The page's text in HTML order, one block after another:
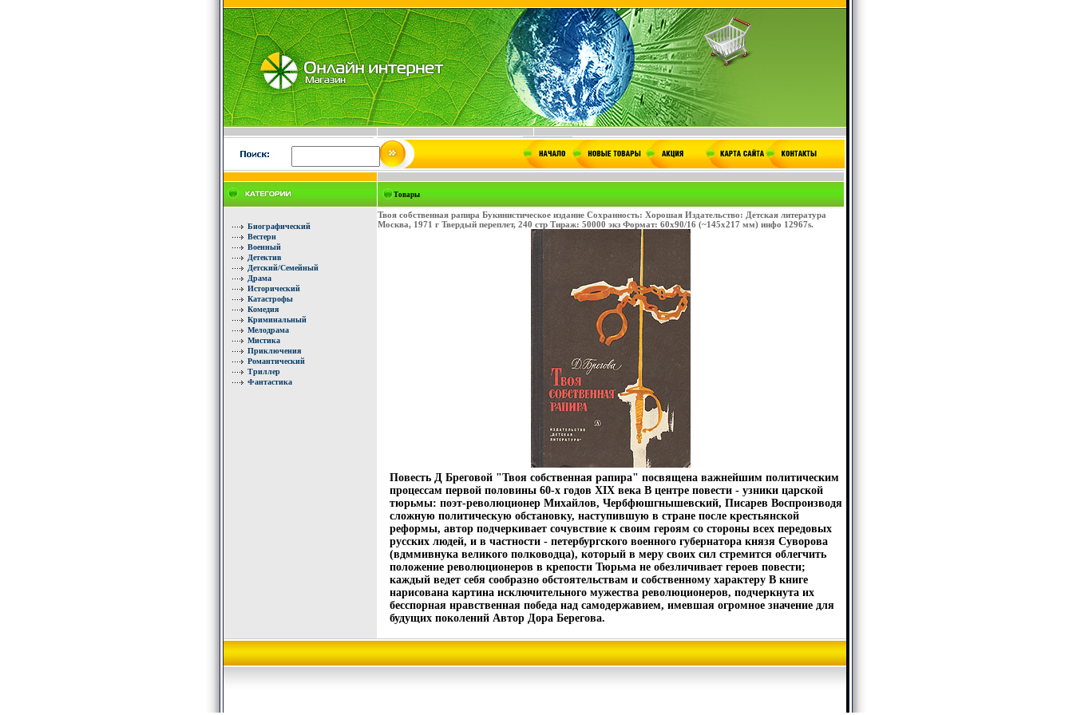
Биографический
Вестерн
Военный
Детектив
Детский/Семейный
Драма
Исторический
Катастрофы
Комедия
Криминальный
Мелодрама
Мистика
Приключения
Романтический
Триллер
Фантастика
Товары
Твоя собственная рапира Букинистическое издание Сохранность: Хорошая Издательство: Детская литература
Москва, 1971 г Твердый переплет, 240 стр Тираж: 50000 экз Формат: 60x90/16 (~145х217 мм) инфо 12967s.
Повесть Д Бреговой "Твоя собственная рапира" посвящена важнейшим политическим
процессам первой половины 60-х годов XIX века В центре повести - узники царской
тюрьмы: поэт-революционер Михайлов, Чербфюшгнышевский, Писарев Воспроизводя
сложную политическую обстановку, наступившую в стране после крестьянской
реформы, автор подчеркивает сочувствие к своим героям со стороны всех передовых
русских людей, и в частности - петербургского военного губернатора князя Суворова
(вдммивнука великого полководца), который в меру своих сил стремится облегчить
положение революционеров в крепости Тюрьма не обезличивает героев повести;
каждый ведет себя сообразно обстоятельствам и собственному характеру В книге
нарисована картина исключительного мужества революционеров, подчеркнута их
бесспорная нравственная победа над самодержавием, имевшая огромное значение для
будущих поколений Автор Дора Берегова.